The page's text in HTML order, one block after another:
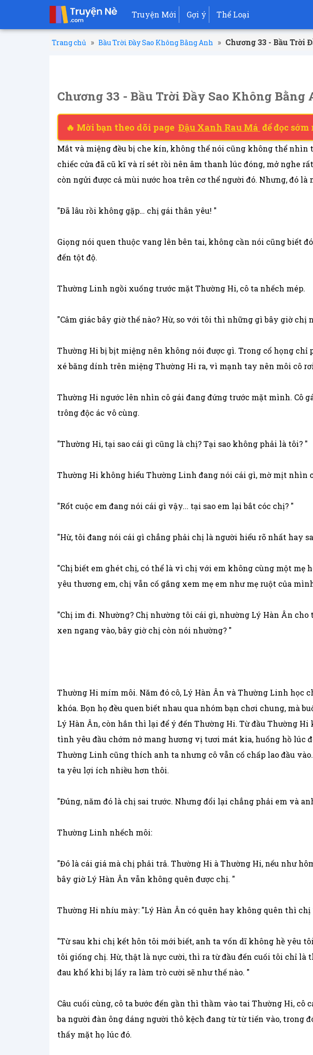
Truyện Mới Gợi ý Thể Loại
Trang chủ » Bầu Trời Đầy Sao Không Bằng Anh » Chương 33 - Bầu Trời
Chương 33 - Bầu Trời Đầy Sao Không Bằng
🔥 Mời bạn theo dõi page Đậu Xanh Rau Má để đọc
Mắt và miệng đều bị che kín, không thể nói cũng không thể
chiếc cửa đã cũ kĩ và rỉ sét rồi nên âm thanh lúc đóng, mở nghe
còn ngửi được cả mùi nước hoa trên cơ thể người đó. Nhưng, đó là
"Đã lâu rồi không gặp… chị gái thân yêu! "
Giọng nói quen thuộc vang lên bên tai, không cần nói cũng biết
đến tột độ.
Thường Linh ngồi xuống trước mặt Thường Hi, cô ta nhếch mép.
"Cảm giác bây giờ thế nào? Hừ, so với tôi thì những gì bây giờ chị
Thường Hi bị bịt miệng nên không nói được gì. Trong cổ họng
xé băng dính trên miệng Thường Hi ra, vì mạnh tay nên môi cô
Thường Hi ngước lên nhìn cô gái đang đứng trước mặt mình. Cô
trông độc ác vô cùng.
"Thường Hi, tại sao cái gì cũng là chị? Tại sao không phải là tôi? "
Thường Hi không hiểu Thường Linh đang nói cái gì, mờ mịt nhìn
"Rốt cuộc em đang nói cái gì vậy... tại sao em lại bắt cóc chị? "
"Hừ, tôi đang nói cái gì chẳng phải chị là người hiểu rõ nhất hay
"Chị biết em ghét chị, có thể là vì chị với em không cùng một
yêu thương em, chị vẫn cố gắng xem mẹ em như mẹ ruột của
"Chị im đi. Nhường? Chị nhường tôi cái gì, nhường Lý Hàn Ân
xen ngang vào, bây giờ chị còn nói nhường? "
Thường Hi mím môi. Năm đó cô, Lý Hàn Ân và Thường Linh học
khóa. Bọn họ đều quen biết nhau qua nhóm bạn chơi chung, mà
Lý Hàn Ân, còn hắn thì lại để ý đến Thường Hi. Từ đầu Thường
tình yêu đầu chớm nở mang hương vị tươi mát kia, huống hồ lúc
Thường Linh cũng thích anh ta nhưng cô vẫn cố chấp lao đầu
ta yêu lợi ích nhiều hơn thôi.
"Đúng, năm đó là chị sai trước. Nhưng đổi lại chẳng phải em và
Thường Linh nhếch môi:
"Đó là cái giá mà chị phải trả. Thường Hi à Thường Hi, nếu như
bây giờ Lý Hàn Ân vẫn không quên được chị. "
Thường Hi nhíu mày: "Lý Hàn Ân có quên hay không quên thì
"Từ sau khi chị kết hôn tôi mới biết, anh ta vốn dĩ không hề yêu
tôi giống chị. Hừ, thật là nực cười, thì ra từ đầu đến cuối tôi chỉ
đau khổ khi bị lấy ra làm trò cười sẽ như thế nào. "
Câu cuối cùng, cô ta bước đến gần thì thầm vào tai Thường Hi, cô
ba người đàn ông dáng người thô kệch đang từ từ tiến vào, trong
thấy mặt họ lúc đó.